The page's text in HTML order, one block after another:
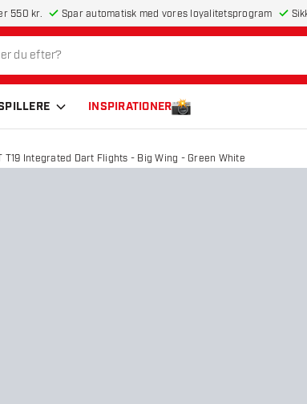
550 kr. Spar automatisk med vores loyalitetsprogram
INSPIRATIONER
T19 Integrated Dart Flights - Big Wing - Green White